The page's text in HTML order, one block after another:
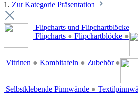
1. Zur Kategorie Präsentation
Flipcharts und Flipchartblöcke
Flipcharts ● Flipchartblöcke ●
Vitrinen ● Kombitafeln ● Zubehör ●
Selbstklebende Pinnwände ●